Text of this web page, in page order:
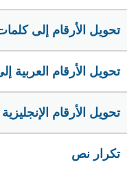
تحويل الأرقام إلى
تحويل الأرقام العربية
تحويل الأرقام
تكرار نص